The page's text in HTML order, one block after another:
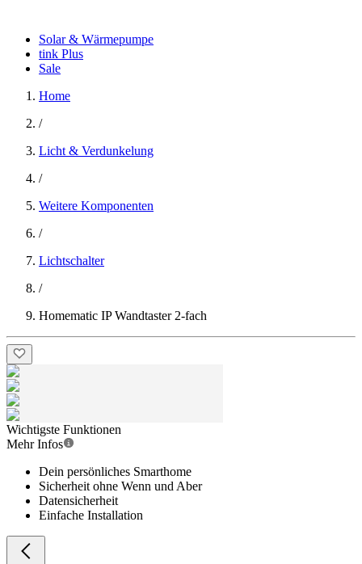
Solar & Wärmepumpe
tink Plus
Sale
Home
/
Licht & Verdunkelung
/
Weitere Komponenten
/
Lichtschalter
/
Homematic IP Wandtaster 2-fach
Wichtigste Funktionen
Mehr Infos
Dein persönliches Smarthome
Sicherheit ohne Wenn und Aber
Datensicherheit
Einfache Installation